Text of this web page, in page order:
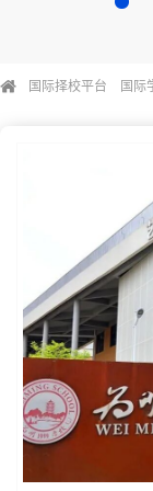
国际择校平台 国际